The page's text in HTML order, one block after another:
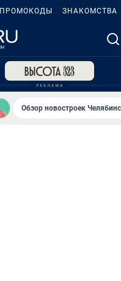
ПРОМОКОДЫ ЗНАКОМСТВА
Обзор новостроек